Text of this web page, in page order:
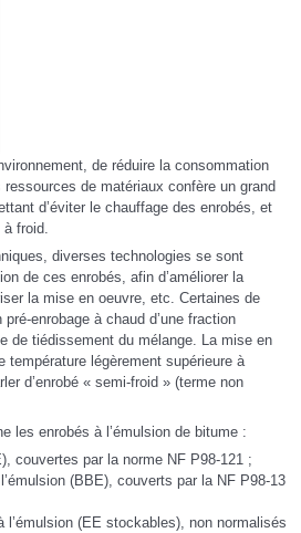
de réduire la consommation
ressources de matériaux confère un grand
d’éviter le chauffage des enrobés, et
froid.
diverses technologies se sont
de ces enrobés, afin d’améliorer la
la mise en oeuvre, etc. Certaines de
enrobage à chaud d’une fraction
de tiédissement du mélange. La mise en
température légèrement supérieure à
d’enrobé « semi-froid » (terme non
les enrobés à l’émulsion de bitume :
couvertes par la norme NF P98-121 ;
(BBE), couverts par la NF P98-13
l’émulsion (EE stockables), non normalisés